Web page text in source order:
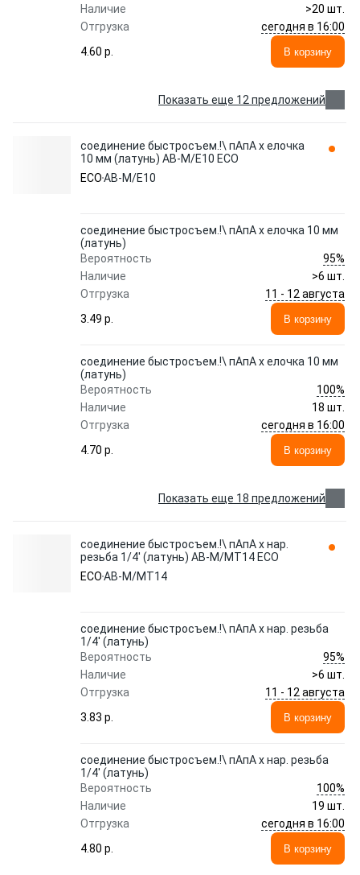
Наличие
>20 шт.
Отгрузка
сегодня в 16:00
4.60 p.
В корзину
Показать еще 12 предложений
соединение быстросъем.!\ пАпА х елочка
10 мм (латунь) AB-M/E10 ECO
ECOAB-M/E10
соединение быстросъем.!\ пАпА х елочка 10 мм
(латунь)
Вероятность
95%
Наличие
>6 шт.
Отгрузка
11 - 12 августа
3.49 p.
В корзину
соединение быстросъем.!\ пАпА х елочка 10 мм
(латунь)
Вероятность
100%
Наличие
18 шт.
Отгрузка
сегодня в 16:00
4.70 p.
В корзину
Показать еще 18 предложений
соединение быстросъем.!\ пАпА х нар.
резьба 1/4' (латунь) AB-M/MT14 ECO
ECOAB-M/MT14
соединение быстросъем.!\ пАпА х нар. резьба
1/4' (латунь)
Вероятность
95%
Наличие
>6 шт.
Отгрузка
11 - 12 августа
3.83 p.
В корзину
соединение быстросъем.!\ пАпА х нар. резьба
1/4' (латунь)
Вероятность
100%
Наличие
19 шт.
Отгрузка
сегодня в 16:00
4.80 p.
В корзину